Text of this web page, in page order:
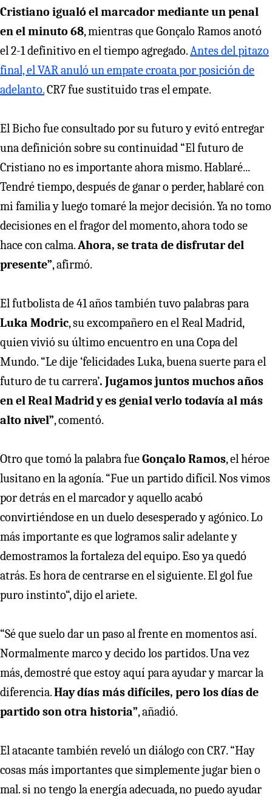
Cristiano igualó el marcador mediante un penal
en el minuto 68, mientras que Gonçalo Ramos anotó
el 2-1 definitivo en el tiempo agregado. Antes del pitazo
final, el VAR anuló un empate croata por posición de
adelanto.CR7 fue sustituido tras el empate.
El Bicho fue consultado por su futuro y evitó entregar
una definición sobre su continuidad “El futuro de
Cristiano no es importante ahora mismo. Hablaré...
Tendré tiempo, después de ganar o perder, hablaré con
mi familia y luego tomaré la mejor decisión. Ya no tomo
decisiones en el fragor del momento, ahora todo se
hace con calma.Ahora, se trata de disfrutar del
presente”, afirmó.
El futbolista de 41 años también tuvo palabras para
Luka Modric, su excompañero en el Real Madrid,
quien vivió su último encuentro en una Copa del
Mundo. “Le dije ‘felicidades Luka, buena suerte para el
futuro de tu carrera’. Jugamos juntos muchos años
en el Real Madrid y es genial verlo todavía al más
alto nivel”, comentó.
Otro que tomó la palabra fueGonçalo Ramos, el héroe
lusitano en la agonía. “Fue un partido difícil. Nos vimos
por detrás en el marcador y aquello acabó
convirtiéndose en un duelo desesperado y agónico. Lo
más importante es que logramos salir adelante y
demostramos la fortaleza del equipo. Eso ya quedó
atrás. Es hora de centrarse en el siguiente. El gol fue
puro instinto“, dijo el ariete.
“Sé que suelo dar un paso al frente en momentos así.
Normalmente marco y decido los partidos. Una vez
más, demostré que estoy aquí para ayudar y marcar la
diferencia.Hay días más difíciles, pero los días de
partido son otra historia”, añadió.
El atacante también reveló un diálogo con CR7. “Hay
cosas más importantes que simplemente jugar bien o
mal. si no tengo la energía adecuada, no puedo ayudar